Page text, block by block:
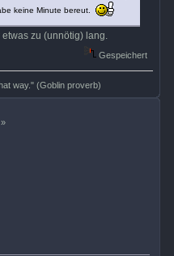
keine Minute bereut.
zu (unnötig) lang.
Gespeichert
way." (Goblin proverb)